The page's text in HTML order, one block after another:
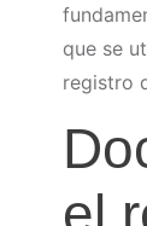
que se
registro